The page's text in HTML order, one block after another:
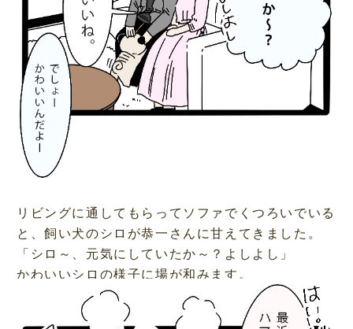
リビングに通してもらってソファでくつろいでいる
と、飼い犬のシロが恭一さんに甘えてきました。
「シロ～、元気にしていたか～？よしよし」
かわいいシロの様子に場が和みます。